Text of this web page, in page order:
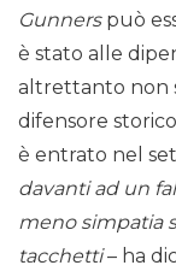
Gunners può
è stato alle
altrettanto non
difensore
è entrato nel
davanti ad un
meno simpatia
tacchetti– ha